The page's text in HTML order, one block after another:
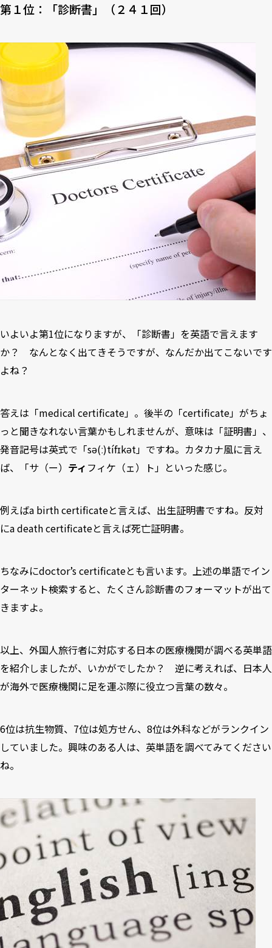
第１位：「診断書」（２４１回）
いよいよ第1位になりますが、「診断書」を英語で言えます
か？ なんとなく出てきそうですが、なんだか出てこないです
よね？
答えは「medical certificate」。後半の「certificate」がちょ
っと聞きなれない言葉かもしれませんが、意味は「証明書」、
発音記号は英式で「sə(ː)tífɪkət」ですね。カタカナ風に言え
ば、「サ（ー） ティ フィケ（ェ）ト」といった感じ。
例えばa birth certificateと言えば、出生証明書ですね。反対
にa death certificateと言えば死亡証明書。
ちなみにdoctor’s certificateとも言います。上述の単語でイン
ターネット検索すると、たくさん診断書のフォーマットが出て
きますよ。
以上、外国人旅行者に対応する日本の医療機関が調べる英単語
を紹介しましたが、いかがでしたか？ 逆に考えれば、日本人
が海外で医療機関に足を運ぶ際に役立つ言葉の数々。
6位は抗生物質、7位は処方せん、8位は外科などがランクイン
していました。興味のある人は、英単語を調べてみてください
ね。